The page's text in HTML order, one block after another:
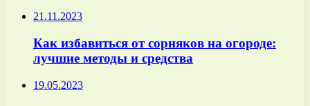
21.11.2023
Как избавиться от сорняков на огороде:
лучшие методы и средства
19.05.2023